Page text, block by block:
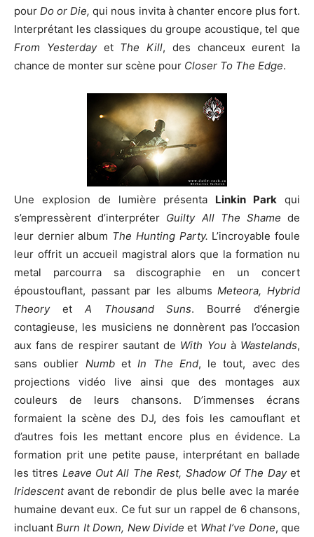
pourDo or Die,qui nous invita à chanter encore plus fort.
Interprétant les classiques du groupe acoustique, tel que
From Yesterdayet The Kill, des chanceux eurent la
chance de monter sur scène pour Closer To The Edge.
Une explosion de lumière présenta Linkin Park qui
s’empressèrent d’interpréter Guilty All The Shame de
leur dernier album The Hunting Party. L’incroyable foule
leur offrit un accueil magistral alors que la formation nu
metal parcourra sa discographie en un concert
époustouflant, passant par les albumsMeteora, Hybrid
Theoryet A Thousand Suns. Bourré d’énergie
contagieuse, les musiciens ne donnèrent pas l’occasion
aux fans de respirer sautant de With Youà Wastelands,
sans oublier NumbetIn The End, le tout, avec des
projections vidéo live ainsi que des montages aux
couleurs de leurs chansons. D’immenses écrans
formaient la scène des DJ, des fois les camouflant et
d’autres fois les mettant encore plus en évidence. La
formation prit une petite pause, interprétant en ballade
les titres Leave Out All The Rest, Shadow Of The Dayet
Iridescentavant de rebondir de plus belle avec la marée
humaine devant eux. Ce fut sur un rappel de 6 chansons,
incluantBurn It Down, New Divide et What I’ve Done, que